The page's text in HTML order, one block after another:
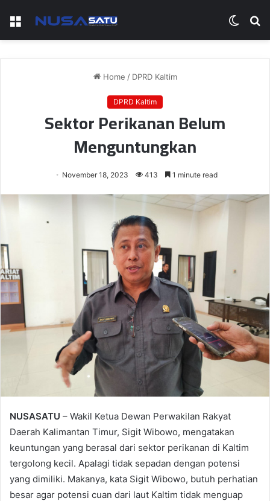
Menu
Switch
skin
Home / DPRD Kaltim
DPRD Kaltim
Sektor Perikanan Belum
Menguntungkan
November 18, 2023 413 1 minute read
NUSASATU – Wakil Ketua Dewan Perwakilan Rakyat
Daerah Kalimantan Timur, Sigit Wibowo, mengatakan
keuntungan yang berasal dari sektor perikanan di Kaltim
tergolong kecil. Apalagi tidak sepadan dengan potensi
yang dimiliki. Makanya, kata Sigit Wibowo, butuh perhatian
besar agar potensi cuan dari laut Kaltim tidak menguap